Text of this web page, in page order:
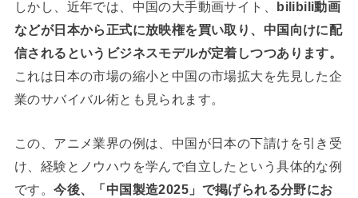
しかし、近年では、中国の大手動画サイト、 bilibili動画
などが日本から正式に放映権を買い取り、中国向けに配
信されるというビジネスモデルが定着しつつあります。
これは日本の市場の縮小と中国の市場拡大を先見した企
業のサバイバル術とも見られます。
この、アニメ業界の例は、中国が日本の下請けを引き受
け、経験とノウハウを学んで自立したという具体的な例
です。今後、「中国製造2025」で掲げられる分野にお